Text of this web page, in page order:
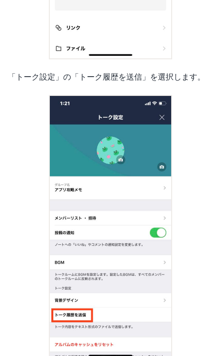
「トーク設定」の「トーク履歴を送信」を選択します。